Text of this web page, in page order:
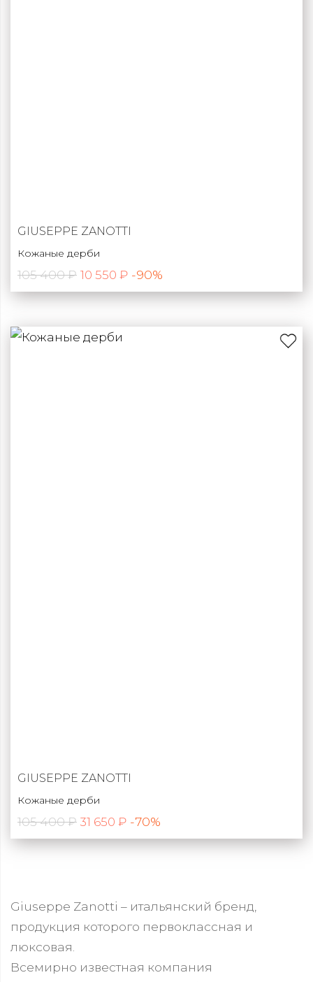
GIUSEPPE ZANOTTI
Кожаные дерби
105 400 ₽ 10 550 ₽ -90%
GIUSEPPE ZANOTTI
Кожаные дерби
105 400 ₽ 31 650 ₽ -70%
Giuseppe Zanotti – итальянский бренд,
продукция которого первоклассная и
люксовая.
Всемирно известная компания